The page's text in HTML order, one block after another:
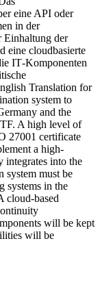
eine API oder
in der
Einhaltung der
eine cloudbasierte
IT‑Komponenten
Translation for
system to
and the
A high level of
27001 certificate
a high-
integrates into the
system must be
systems in the
cloud-based
will be kept
will be